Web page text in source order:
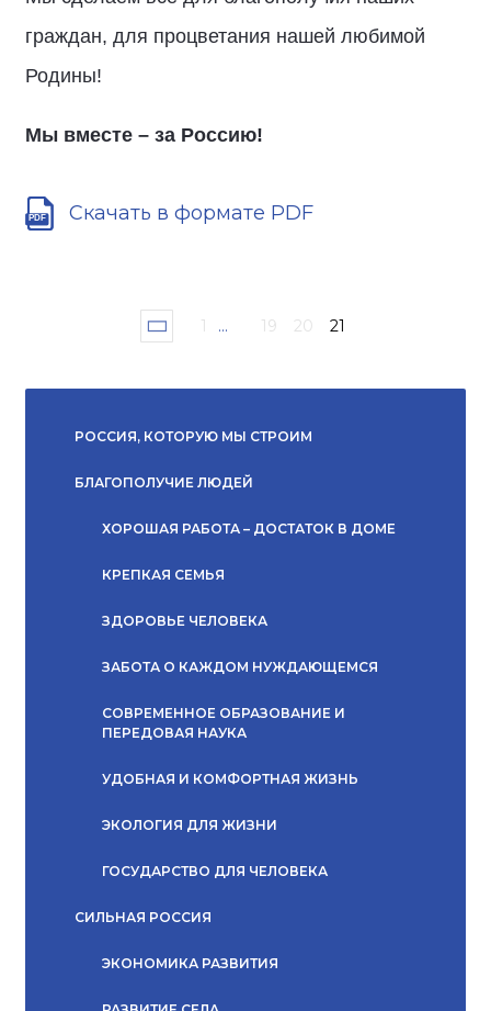
граждан, для процветания нашей любимой
Родины!
Мы вместе – за Россию!
Скачать в формате PDF
1 ... 19 20 21
РОССИЯ, КОТОРУЮ МЫ СТРОИМ
БЛАГОПОЛУЧИЕ ЛЮДЕЙ
ХОРОШАЯ РАБОТА – ДОСТАТОК В ДОМЕ
КРЕПКАЯ СЕМЬЯ
ЗДОРОВЬЕ ЧЕЛОВЕКА
ЗАБОТА О КАЖДОМ НУЖДАЮЩЕМСЯ
СОВРЕМЕННОЕ ОБРАЗОВАНИЕ И
ПЕРЕДОВАЯ НАУКА
УДОБНАЯ И КОМФОРТНАЯ ЖИЗНЬ
ЭКОЛОГИЯ ДЛЯ ЖИЗНИ
ГОСУДАРСТВО ДЛЯ ЧЕЛОВЕКА
СИЛЬНАЯ РОССИЯ
ЭКОНОМИКА РАЗВИТИЯ